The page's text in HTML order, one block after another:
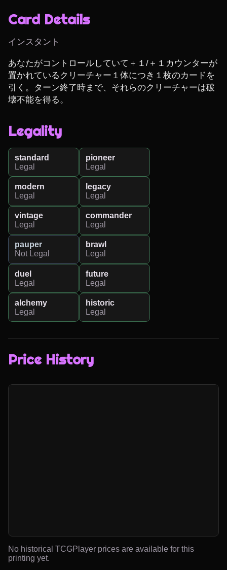
Card Details
インスタント
あなたがコントロールしていて＋１/＋１カウンターが
置かれているクリーチャー１体につき１枚のカードを
引く。ターン終了時まで、それらのクリーチャーは破
壊不能を得る。
Legality
standard
Legal
pioneer
Legal
modern
Legal
legacy
Legal
vintage
Legal
commander
Legal
pauper
Not Legal
brawl
Legal
duel
Legal
future
Legal
alchemy
Legal
historic
Legal
Price History
No historical TCGPlayer prices are available for this
printing yet.